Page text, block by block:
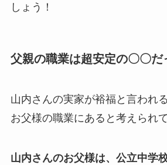
しょう！
父親の職業は超安定の〇〇だ
山内さんの実家が裕福と言われ
お父様の職業にあると考えられて
山内さんのお父様は、公立中学